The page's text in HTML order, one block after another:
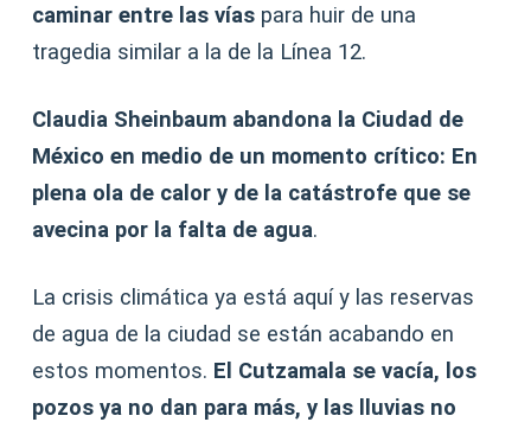
caminar entre las vías para huir de una
tragedia similar a la de la Línea 12.
Claudia Sheinbaum abandona la Ciudad de
México en medio de un momento crítico: En
plena ola de calor y de la catástrofe que se
avecina por la falta de agua.
La crisis climática ya está aquí y las reservas
de agua de la ciudad se están acabando en
estos momentos. El Cutzamala se vacía, los
pozos ya no dan para más, y las lluvias no